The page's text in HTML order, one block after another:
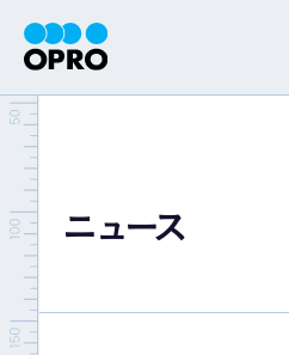
会社情報
事業内容
ニュース
ニュース